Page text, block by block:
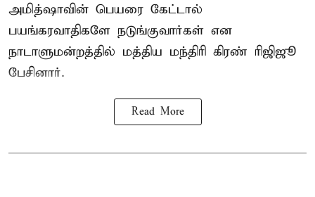
அமித்ஷாவின் பெயரை கேட்டால்
பயங்கரவாதிகளே நடுங்குவார்கள் என
நாடாளுமன்றத்தில் மத்திய மந்திரி கிரண் ரிஜிஜூ
பேசினார்.
Read More